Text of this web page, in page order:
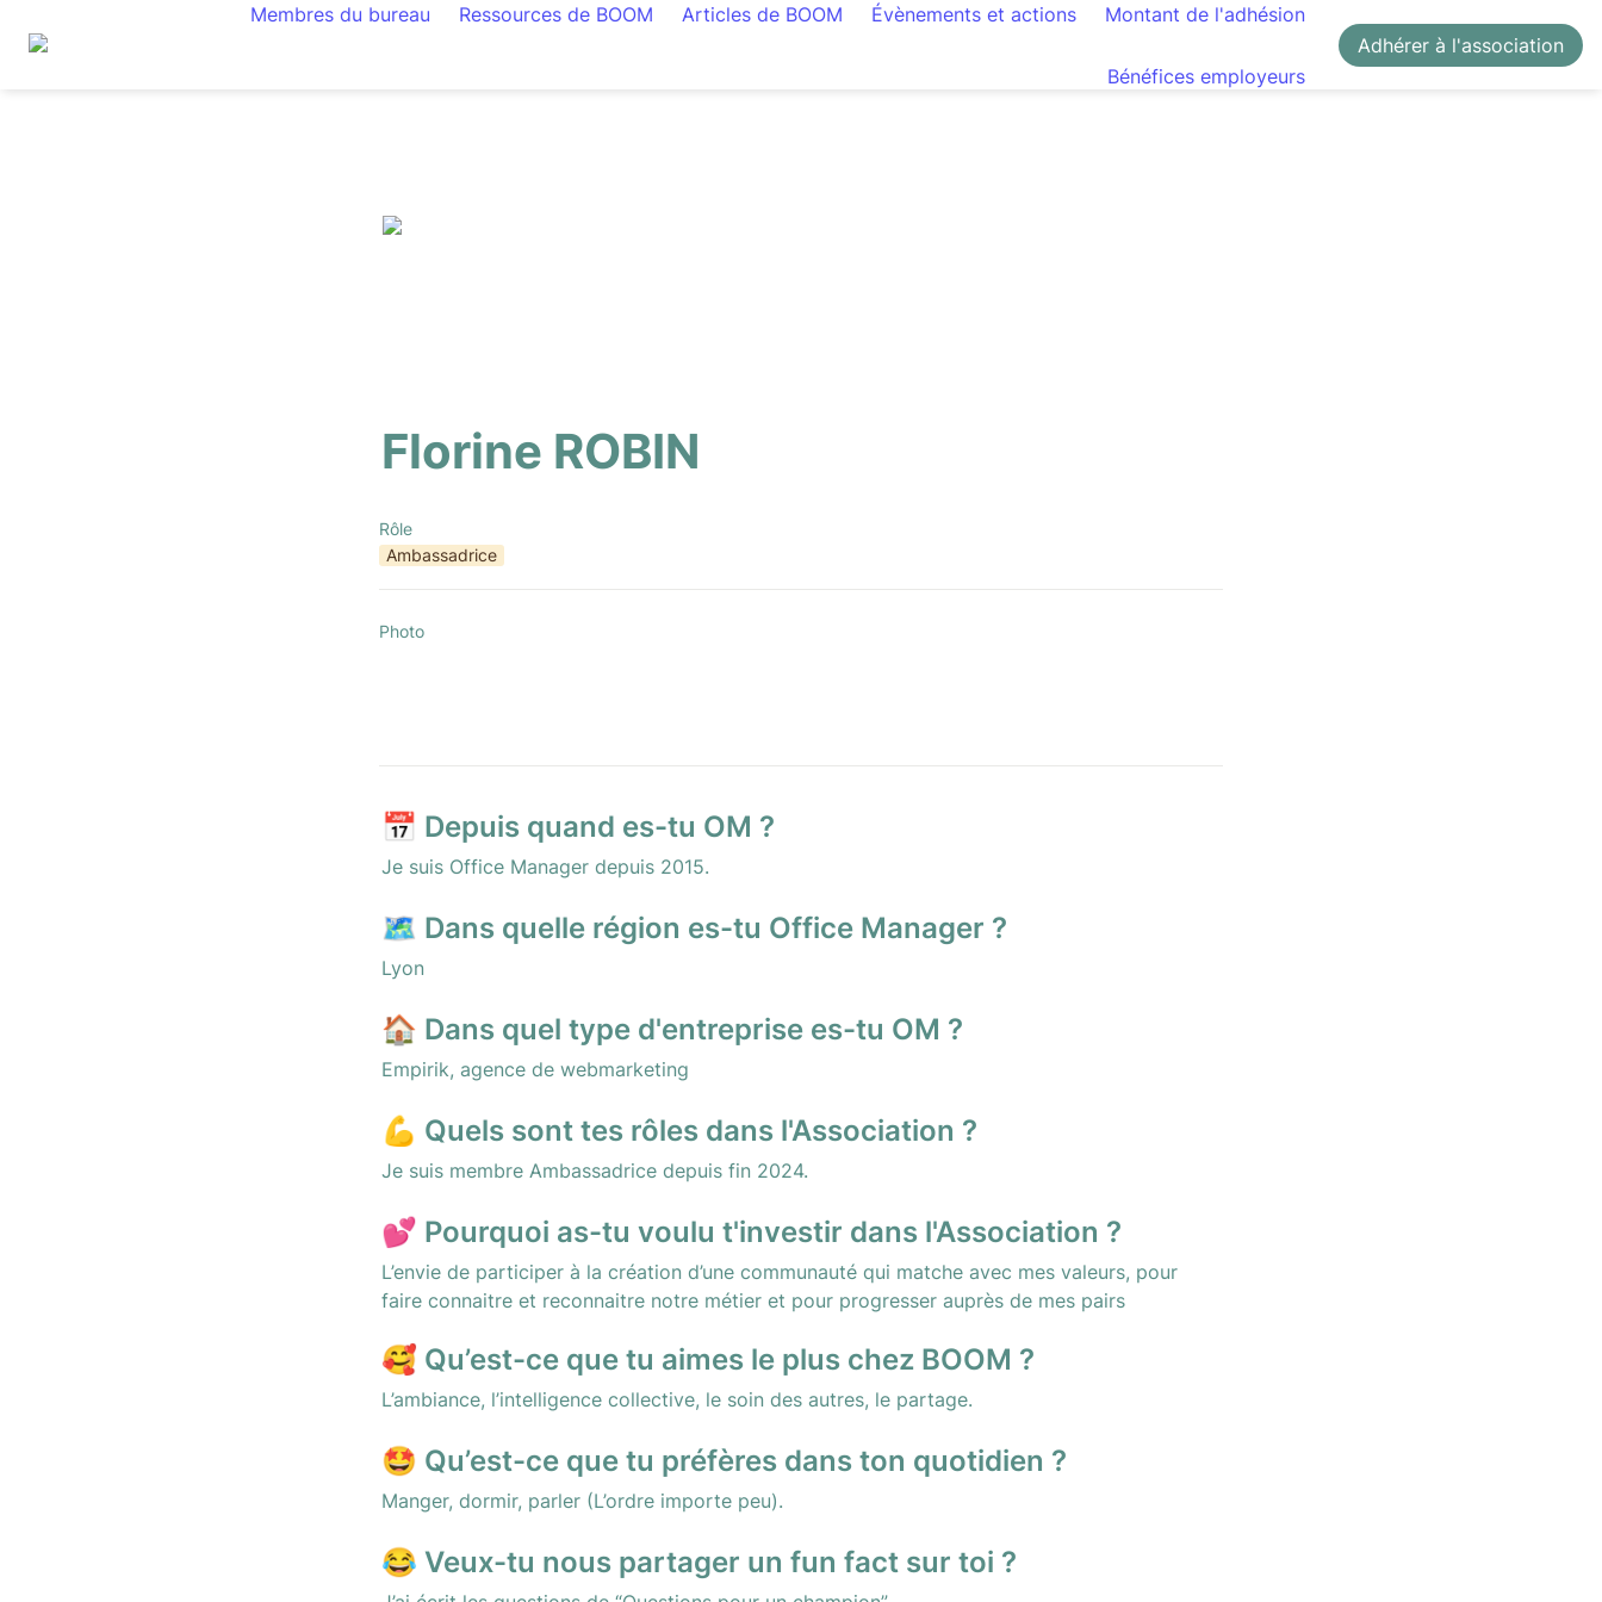
Membres du bureau Ressources de BOOM Articles de BOOM Évènements et actions Montant de l'adhésion
Bénéfices employeurs
Adhérer à l'association
Florine ROBIN
Rôle
Ambassadrice
Photo
📅 Depuis quand es-tu OM ?
Je suis Office Manager depuis 2015.
🗺️ Dans quelle région es-tu Office Manager ?
Lyon
🏠 Dans quel type d'entreprise es-tu OM ?
Empirik, agence de webmarketing
💪 Quels sont tes rôles dans l'Association ?
Je suis membre Ambassadrice depuis fin 2024.
💕 Pourquoi as-tu voulu t'investir dans l'Association ?
L’envie de participer à la création d’une communauté qui matche avec mes valeurs, pour
faire connaitre et reconnaitre notre métier et pour progresser auprès de mes pairs
🥰 Qu’est-ce que tu aimes le plus chez BOOM ?
L’ambiance, l’intelligence collective, le soin des autres, le partage.
🤩 Qu’est-ce que tu préfères dans ton quotidien ?
Manger, dormir, parler (L’ordre importe peu).
😂 Veux-tu nous partager un fun fact sur toi ?